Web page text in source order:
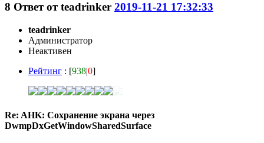
8 Ответ отteadrinker 2019-11-21 17:32:33
teadrinker
Администратор
Неактивен
Рейтинг : [938|0]
Re: AHK: Сохранение экрана через
DwmpDxGetWindowSharedSurface